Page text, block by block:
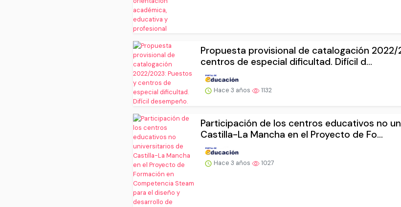
Propuesta provisional de catalogación 2022/
centros de especial dificultad. Difícil d...
Hace 3 años 1132
Participación de los centros educativos no
Castilla-La Mancha en el Proyecto de Fo...
Hace 3 años 1027